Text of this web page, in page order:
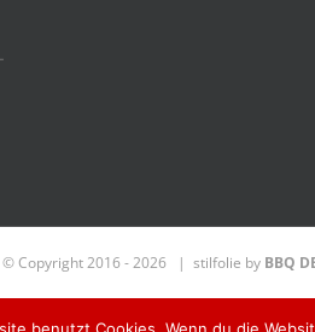
© Copyright 2016 -2026 | stilfolie by BBQ